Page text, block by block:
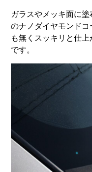
ガラスやメッキ面に
のナノダイヤモンド
も無くスッキリと仕
です。